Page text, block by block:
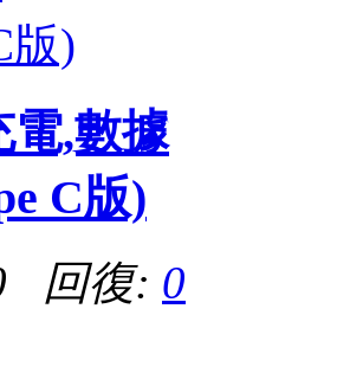
電,數據
C版)
回復: 0